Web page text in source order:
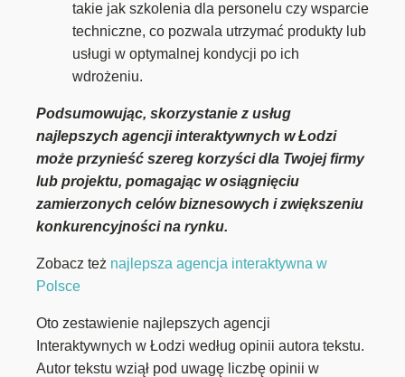
takie jak szkolenia dla personelu czy wsparcie
techniczne, co pozwala utrzymać produkty lub
usługi w optymalnej kondycji po ich
wdrożeniu.
Podsumowując, skorzystanie z usług
najlepszych agencji interaktywnych w Łodzi
może przynieść szereg korzyści dla Twojej firmy
lub projektu, pomagając w osiągnięciu
zamierzonych celów biznesowych i zwiększeniu
konkurencyjności na rynku.
Zobacz też najlepsza agencja interaktywna w
Polsce
Oto zestawienie najlepszych agencji
Interaktywnych w Łodzi według opinii autora tekstu.
Autor tekstu wziął pod uwagę liczbę opinii w